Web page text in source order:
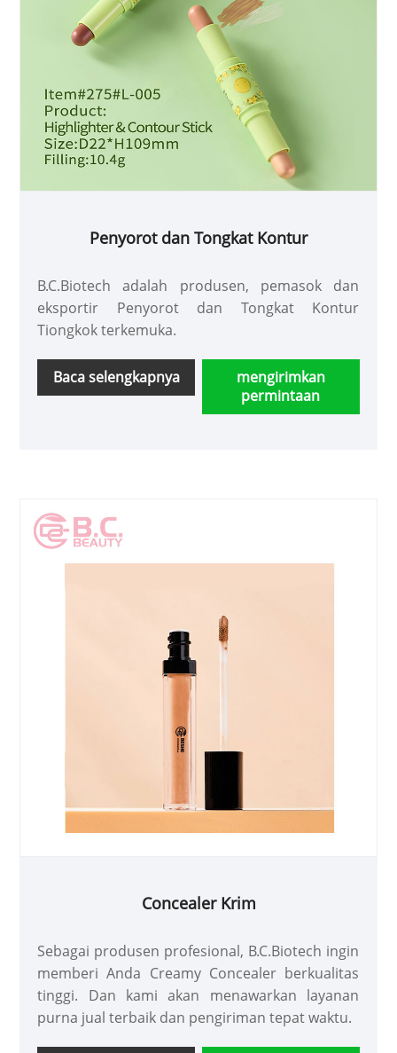
Penyorot dan Tongkat Kontur
B.C.Biotech adalah produsen, pemasok dan
eksportir Penyorot dan Tongkat Kontur
Tiongkok terkemuka.
Baca selengkapnya
mengirimkan
permintaan
Concealer Krim
Sebagai produsen profesional, B.C.Biotech ingin
memberi Anda Creamy Concealer berkualitas
tinggi. Dan kami akan menawarkan layanan
purna jual terbaik dan pengiriman tepat waktu.